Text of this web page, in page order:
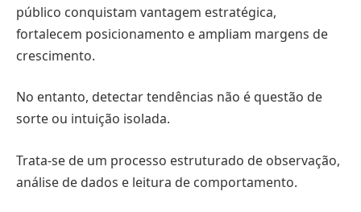
público conquistam vantagem estratégica,
fortalecem posicionamento e ampliam margens de
crescimento.
No entanto, detectar tendências não é questão de
sorte ou intuição isolada.
Trata-se de um processo estruturado de observação,
análise de dados e leitura de comportamento.